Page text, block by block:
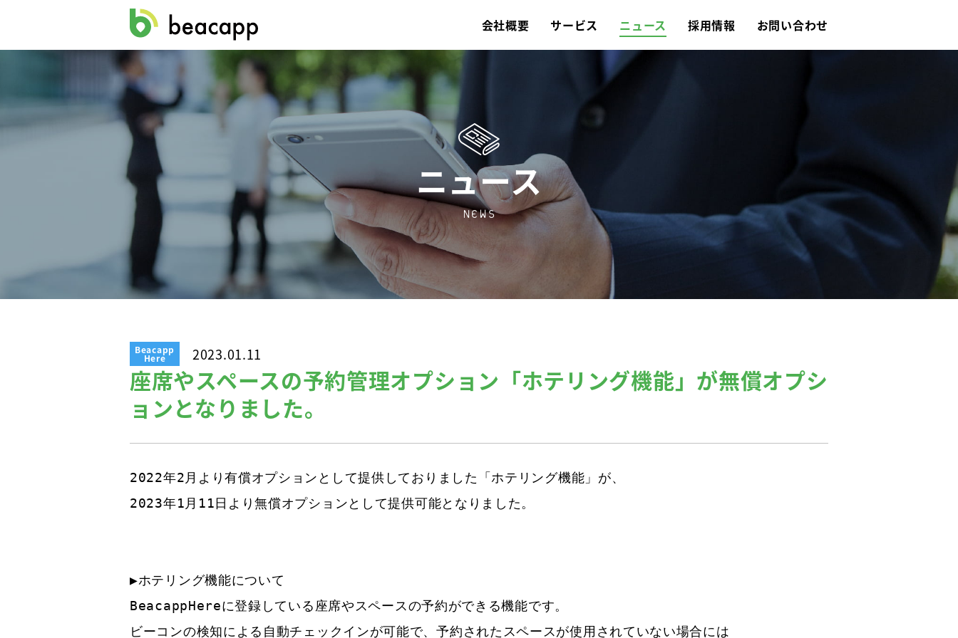
会社概要 サービス ニュース 採用情報 お問い合わせ
ニュース
NEWS
Beacapp
Here 2023.01.11
座席やスペースの予約管理オプション「ホテリング機能」が無償オプシ
ョンとなりました。
2022年2月より有償オプションとして提供しておりました「ホテリング機能」が、
2023年1月11日より無償オプションとして提供可能となりました。
▶︎ホテリング機能について
BeacappHereに登録している座席やスペースの予約ができる機能です。
ビーコンの検知による自動チェックインが可能で、予約されたスペースが使用されていない場合には